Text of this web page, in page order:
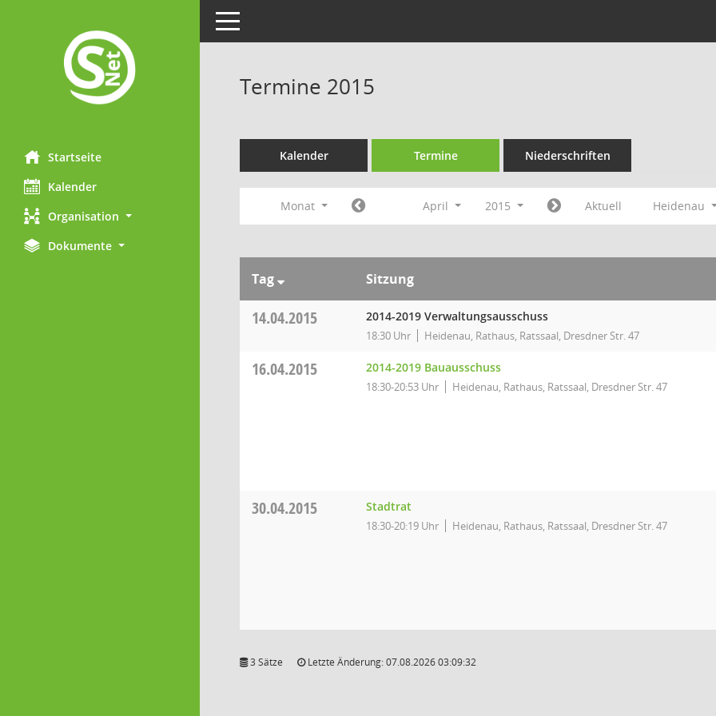
Startseite
Kalender
Organisation
Dokumente
Toggle navigation
Termine 2015
Kalender Termine Niederschriften
Monat April 2015 Aktuell Heidenau
Tag Sitzung
14.04.2015 2014-2019 Verwaltungsausschuss
18:30 Uhr Heidenau, Rathaus, Ratssaal, Dresdner Str. 47
16.04.2015 2014-2019 Bauausschuss
18:30-20:53 Uhr Heidenau, Rathaus, Ratssaal, Dresdner Str. 47
30.04.2015 Stadtrat
18:30-20:19 Uhr Heidenau, Rathaus, Ratssaal, Dresdner Str. 47
3 Sätze Letzte Änderung: 07.08.2026 03:09:32